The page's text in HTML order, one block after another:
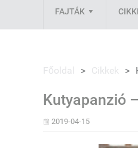
FAJTÁK
Főoldal > Cikkek >
Kutyapanzió
2019-04-15